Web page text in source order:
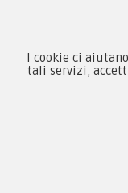
I cookie ci
tali servizi,